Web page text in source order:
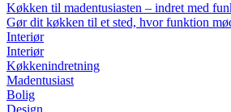
Køkken til madentusiasten – indret med
Gør dit køkken til et sted, hvor funktion
Interiør
Interiør
Køkkenindretning
Madentusiast
Bolig